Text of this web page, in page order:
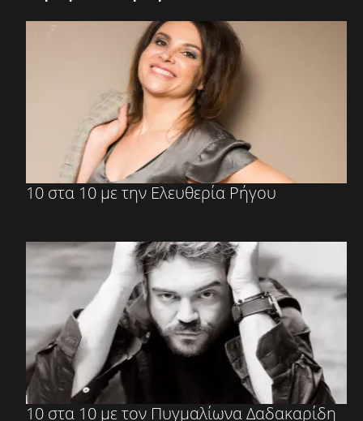
10 στα 10 με την Ελευθερία Ρήγου
10 στα 10 με τον Πυγμαλίωνα Δαδακαρίδη